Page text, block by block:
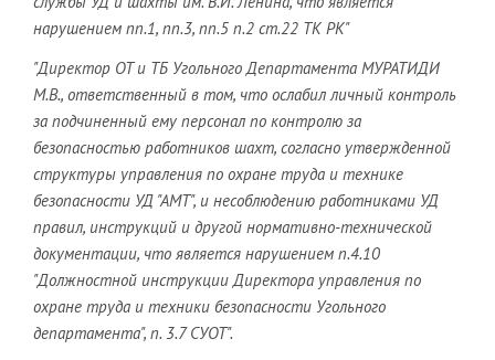
нарушением пп.1, пп.3, пп.5 п.2 ст.22 ТК РК"
"Директор ОТ и ТБ Угольного Департамента МУРАТИДИ
М.В., ответственный в том, что ослабил личный контроль
за подчиненный ему персонал по контролю за
безопасностью работников шахт, согласно утвержденной
структуры управления по охране труда и технике
безопасности УД "АМТ", и несоблюдению работниками УД
правил, инструкций и другой нормативно-технической
документации, что является нарушением п.4.10
"Должностной инструкции Директора управления по
охране труда и техники безопасности Угольного
департамента", п. 3.7 СУОТ".